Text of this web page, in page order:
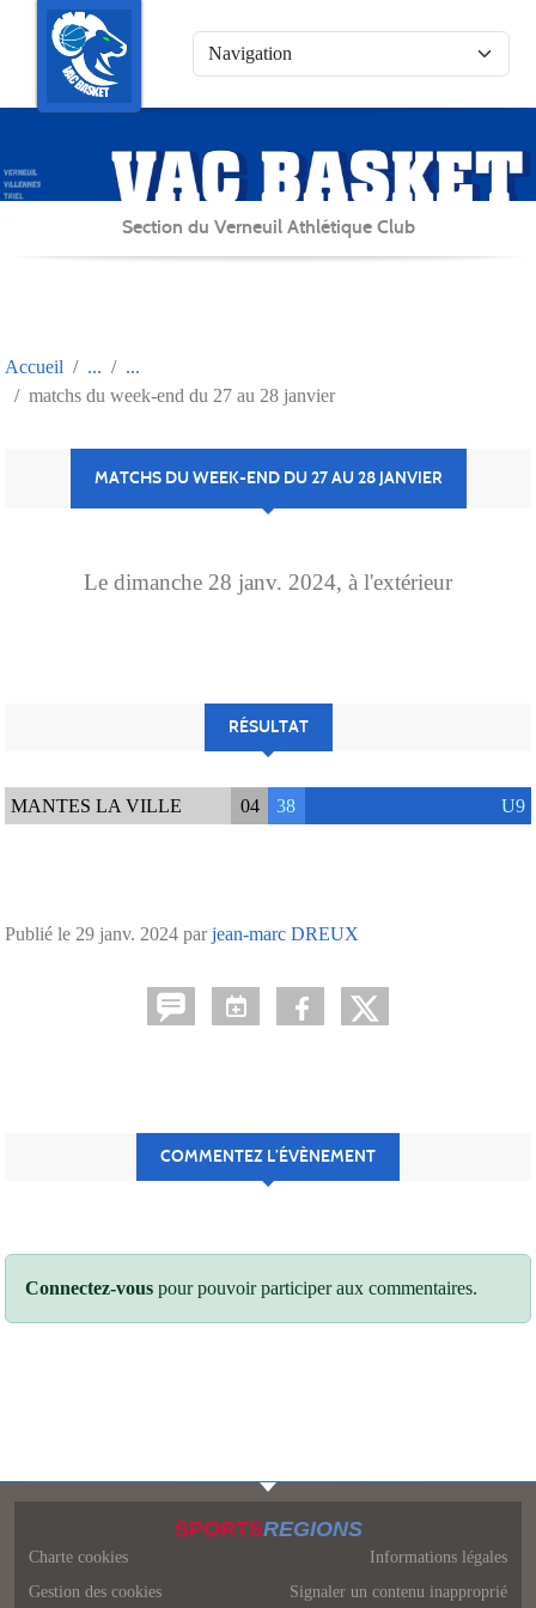
Section du Verneuil Athlétique Club
Accueil
matchs du week-end du 27 au 28 janvier
MATCHS DU WEEK-END DU 27 AU 28 JANVIER
Le dimanche 28 janv. 2024, à l'extérieur
RÉSULTAT
MANTES LA VILLE 04 38 U9
Publié le 29 janv. 2024 parjean-marc DREUX
COMMENTEZ L’ÉVÈNEMENT
Connectez-vous pour pouvoir participer aux commentaires.
SPORTSREGIONS
Charte cookies
Gestion des cookies
Informations légales
Signaler un contenu inapproprié
Panneau de gestion des cookies